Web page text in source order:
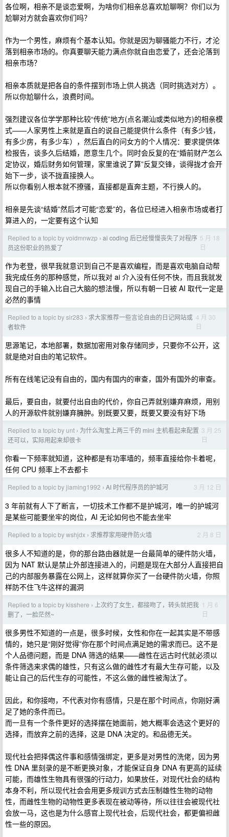
各位啊，相亲不是谈恋爱啊，为啥你们相亲总喜欢尬聊啊？你们以为
尬聊对方就会喜欢你们吗？
作为一个男性，麻烦有个基本认知。你就是因为聊骚能力不行，才沦
落到相亲市场的。你真要聊天能力满点你就自由恋爱了，还会沦落到
相亲市场？
相亲本质就是把各自的条件摆到市场上供人挑选（同时挑选对方）。
所以你尬聊什么，浪费时间。
强烈建议各位学学那种比较“传统”地方(点名潮汕或类似地方)的相亲模
式——人家男性上来就是直白的说自己能提供什么条件（有多少钱，
有多少房，有多少车），然后直白的问女方的个人情况：要求提供体
检报告，谈多久后结婚，愿意生几个。同时会反复的在“婚前财产怎么
定协议，婚后财务如何管理，家里谁说了算”反复交锋，谈得拢才会开
始下一步，谈不拢直接换人。
所以你看别人根本就不撩骚，直接都是直奔主题，不行换人的。
相亲是先谈“结婚”然后才可能“恋爱”的，各位已经进入相亲市场或者打
算进入的，一定要有这个认知
Replied to a topic by voidmnwzp › ai coding 后已经慢慢丧失了对程序
员这份职业的热爱了
5 月 18
日
作为老登，很早我就意识到自己不是喜欢编程，而是喜欢电脑自动帮
我完成任务的那种感觉，所以我对 ai 介入没有任何不快，而且我就发
现自己的手输入比自己大脑的想法慢，所以有朝一日被 AI 取代一定是
必然的事情
Replied to a topic by sir283 › 求大家推荐一些言论自由的日记网站或
者软件
4 月 30
日
思源笔记，本地部署，数据加密用对象存储同步，只要你不公开，这
就是绝对自由的笔记软件。
所有在线笔记没有自由的，国内有国内的审查，国外有国外的审查。
最后，要自由，就要付出自由的代价，你自己弄就别嫌弃麻烦，用别
人的开源软件就别嫌弃臃肿。别既要又要，既要又要没有好下场
Replied to a topic by unt › 为什么淘宝上两三千的 mini 主机看起来配置
还可以，实际用起来却很卡
3 月 25
日
你看一下频率就知道，这种都是有功率墙的，频率直接给你卡着呢，
任何 CPU 频率上不去都卡
Replied to a topic by jiaming1992 › AI 时代程序员的护城河 3 月 12 日
3 年前就有人下了断言，一切技术工作都不是护城河，唯一的护城河
是某些可能要坐牢的岗位，AI 无论如何也不能去坐牢
Replied to a topic by wshjdx › 求推荐家用硬件防火墙 2 月 8 日
很多人不知道的是，你的那台路由器就是一台最简单的硬件防火墙，
因为 NAT 默认是禁止外部连接进入的，问题是现在大部分人直接把自
己的内部服务暴露在公网上，这样就算你买了一台硬件防火墙，你照
样防不住飞牛这样的漏洞
Replied to a topic by kisshere ›
上次约了女生，都接吻了，转头就把我
删了，一脸茫然~
1 月 6
日
很多男性不知道的一点是，很多时候，女性和你在一起其实是不带感
情的，她只是“刚好觉得”你在那个时间点满足她的需求而已。这不是
个人品德问题，而是 DNA 筛选的结果——雌性在远古时代就必须以
条件筛选来求偶的雄性，只有这么做的雌性才有最大生存可能，以及
能让自己的后代生存的可能性，不这么做的雌性被淘汰了。
因此，和你接吻，不代表对你有感情，只是在那个时间点，你刚好满
足了她的条件而已。
而一旦有一个条件更好的选择摆在她面前，她大概率会选这个更好的
选择，而放弃之前的选择，这是 DNA 决定的。和品德无关。
现代社会把择偶这件事和感情强绑定，更多是对男性的洗佬，因为男
性 DNA 里刻录的是不断更换对象，才能保证自身 DNA 有更高的延续
可能，而雄性生物具有很强的行动力，如果放任，对现代社会的结构
本身不利，所以现代社会会用更多规训方式去压制雄性生物的动物
性，而雌性生物的动物性更多表现在被动等待，所以往往会被现代社
会放一马，这也是为什么感官上现代社会，后现代社会，都更偏袒雌
性一些的原因。